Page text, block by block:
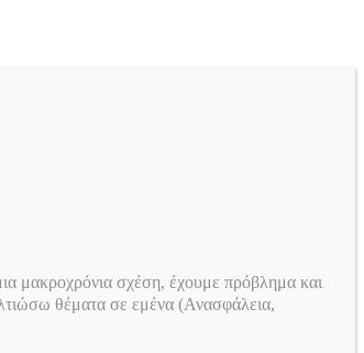
μακροχρόνια σχέση, έχουμε πρόβλημα και
θέματα σε εμένα (Ανασφάλεια,